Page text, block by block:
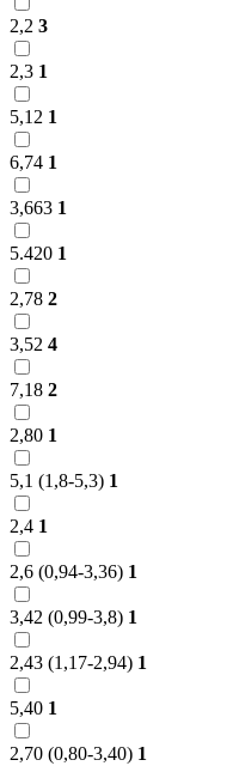
2,2 3
2,3 1
5,12 1
6,74 1
3,663 1
5.420 1
2,78 2
3,52 4
7,18 2
2,80 1
5,1 (1,8-5,3) 1
2,4 1
2,6 (0,94-3,36) 1
3,42 (0,99-3,8) 1
2,43 (1,17-2,94) 1
5,40 1
2,70 (0,80-3,40) 1